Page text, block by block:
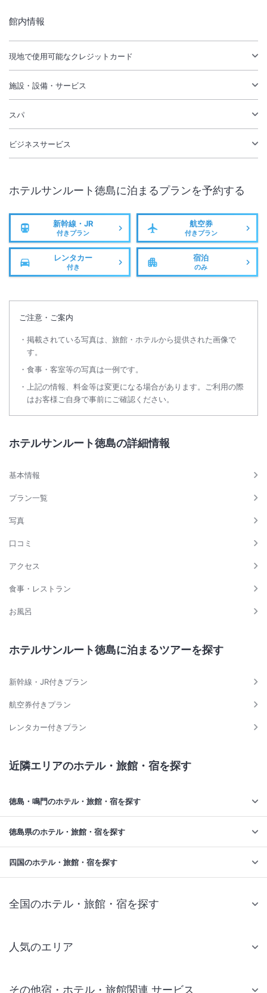
館内情報
現地で使用可能なクレジットカード
施設・設備・サービス
スパ
ビジネスサービス
ホテルサンルート徳島に泊まるプランを予約する
新幹線・JR
付きプラン
航空券
付きプラン
レンタカー
付き
宿泊
のみ
ご注意・ご案内
掲載されている写真は、旅館・ホテルから提供された画像で
す。
食事・客室等の写真は一例です。
上記の情報、料金等は変更になる場合があります。ご利用の際
はお客様ご自身で事前にご確認ください。
ホテルサンルート徳島の詳細情報
基本情報
プラン一覧
写真
口コミ
アクセス
食事・レストラン
お風呂
ホテルサンルート徳島に泊まるツアーを探す
新幹線・JR付きプラン
航空券付きプラン
レンタカー付きプラン
近隣エリアのホテル・旅館・宿を探す
徳島・鳴門のホテル・旅館・宿を探す
徳島県のホテル・旅館・宿を探す
四国のホテル・旅館・宿を探す
全国のホテル・旅館・宿を探す
人気のエリア
その他宿・ホテル・旅館関連 サービス